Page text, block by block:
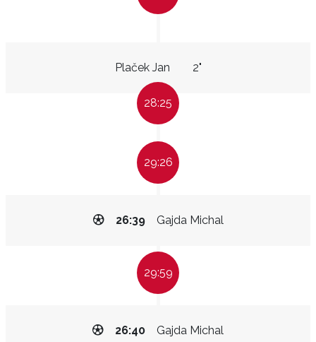
Plaček Jan 2"
28:25
29:26
Gajda Michal
26:39
29:59
Gajda Michal
26:40